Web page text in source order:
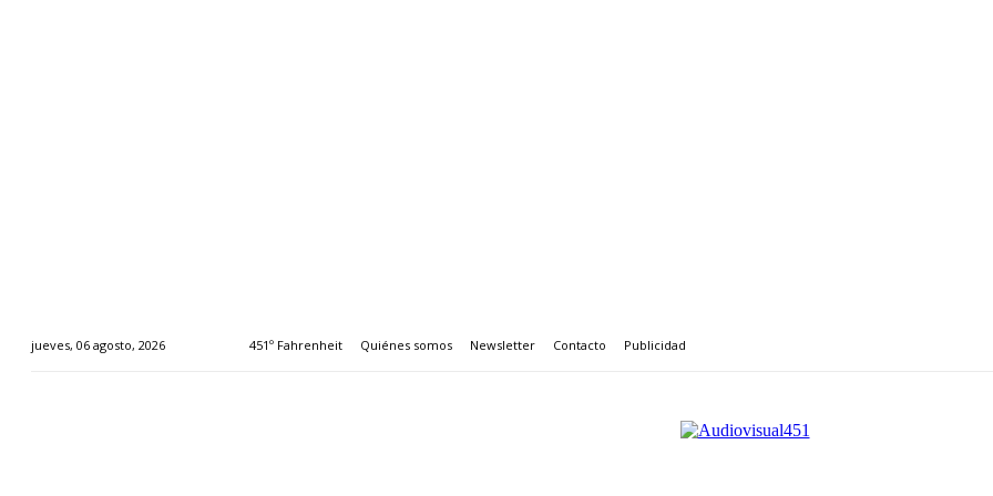
jueves, 06 agosto, 2026 451º Fahrenheit Quiénes somos Newsletter Contacto Publicidad